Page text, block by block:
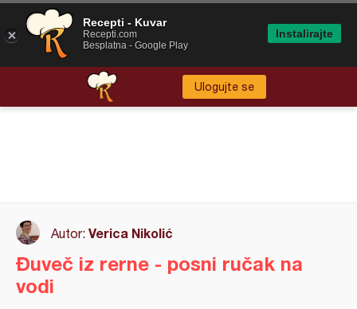
Ulogujte se
Autor: Verica Nikolić
Đuveč iz rerne - posni ručak na
vodi
Recepti - Kuvar
Recepti.com
Besplatna - Google Play
Instalirajte